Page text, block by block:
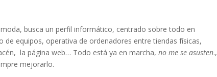
busca un perfil informático, centrado sobre todo en
de equipos, operativa de ordenadores entre tiendas físicas,
la página web… Todo está ya en marcha,no me se asusten.,
mejorarlo.